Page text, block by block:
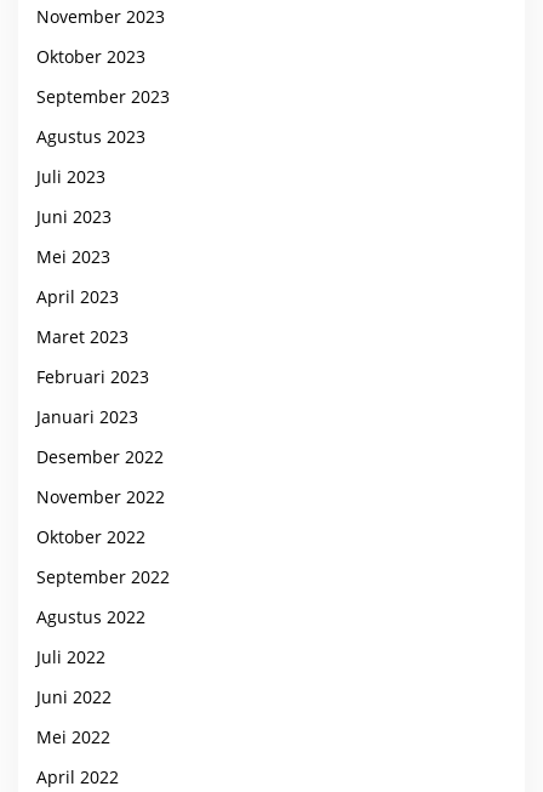
November 2023
Oktober 2023
September 2023
Agustus 2023
Juli 2023
Juni 2023
Mei 2023
April 2023
Maret 2023
Februari 2023
Januari 2023
Desember 2022
November 2022
Oktober 2022
September 2022
Agustus 2022
Juli 2022
Juni 2022
Mei 2022
April 2022